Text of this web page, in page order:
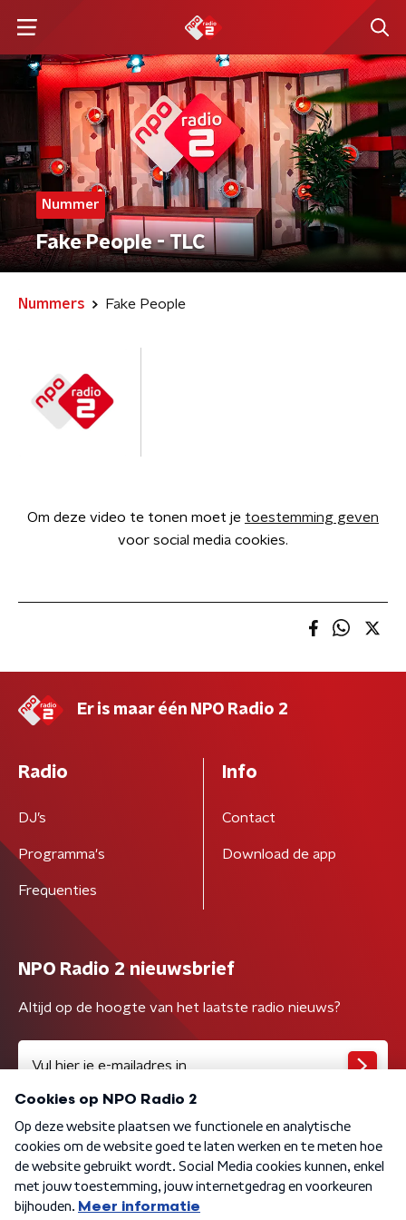
Nummer
Fake People - TLC
Nummers Fake People
Om deze video te tonen moet je toestemming geven
voor social media cookies.
Er is maar één NPO Radio 2
Radio
DJ’s
Programma's
Frequenties
Info
Contact
Download de app
NPO Radio 2 nieuwsbrief
Altijd op de hoogte van het laatste radio nieuws?
Algemene voorwaarden